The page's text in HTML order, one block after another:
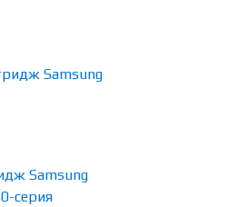
Samsung
серия